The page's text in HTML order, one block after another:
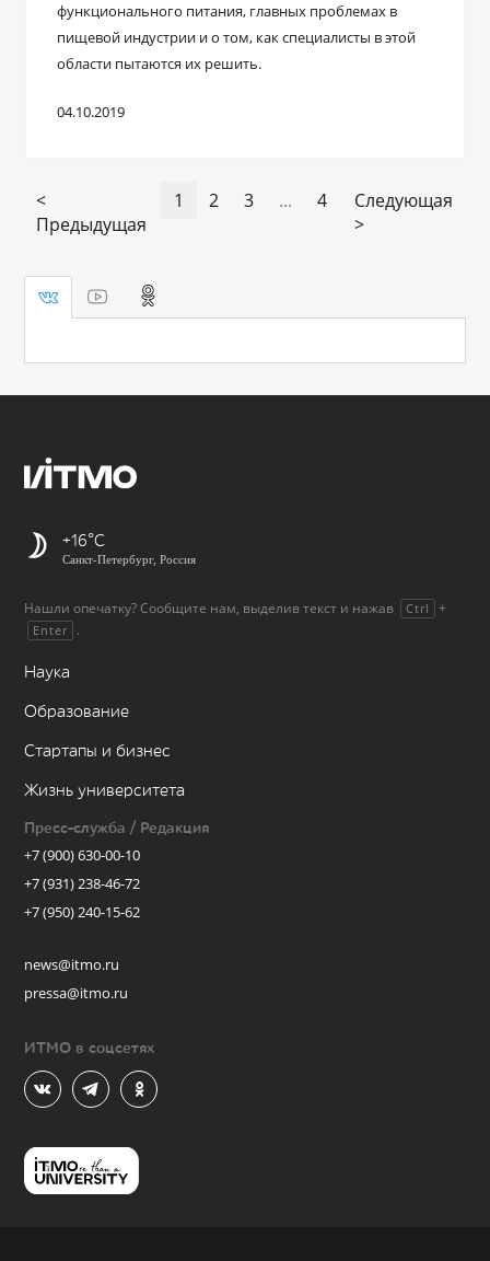
функционального питания, главных проблемах в
пищевой индустрии и о том, как специалисты в этой
области пытаются их решить.
04.10.2019
<
Предыдущая
1 2 3 ... 4
Следующая
>
+16
Санкт-Петербург, Россия
Нашли опечатку? Сообщите нам, выделив текст и нажав Ctrl +
Enter .
Наука
Образование
Стартапы и бизнес
Жизнь университета
Пресс-служба / Редакция
+7 (900) 630-00-10
+7 (931) 238-46-72
+7 (950) 240-15-62
news@itmo.ru
pressa@itmo.ru
ИТМО в соцсетях